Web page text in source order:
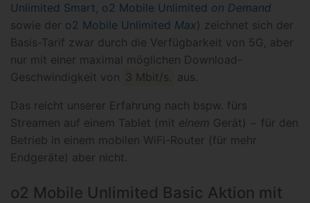
Unlimited Smart, o2 Mobile Unlimited on Demand
sowie der o2 Mobile Unlimited Max) zeichnet sich der
Basis-Tarif zwar durch die Verfügbarkeit von 5G, aber
nur mit einer maximal möglichen Download-
Geschwindigkeit von 3 Mbit/s. aus.
Das reicht unserer Erfahrung nach bspw. fürs
Streamen auf einem Tablet (mit einem Gerät) − für den
Betrieb in einem mobilen WiFi-Router (für mehr
Endgeräte) aber nicht.
o2 Mobile Unlimited Basic Aktion mit